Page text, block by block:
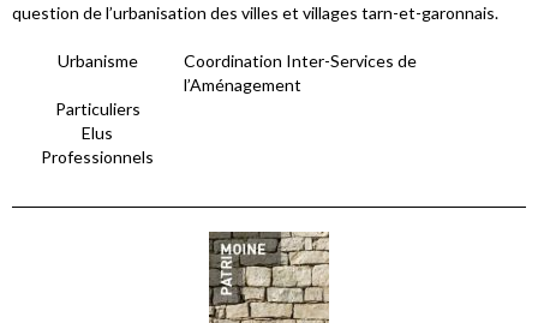
question de l’urbanisation des villes et villages tarn-et-garonnais.
Urbanisme
Coordination Inter-Services de
l’Aménagement
Particuliers
Elus
Professionnels